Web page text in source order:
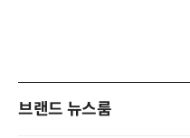
브랜드 뉴스룸